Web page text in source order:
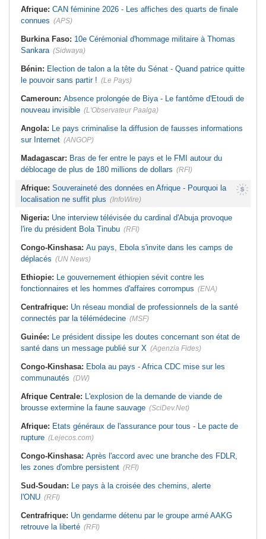
rupture
Sénégal:Élections locales au pays
alimentent les soupçons d'un report
Madagascar: Afrobasket - U18 -
Afrique du Nord:
Télécoms - Le
Groupe Maroc Telecom annonce
2026
Afrique: CAN féminine 2026 - Les affiches des quarts de finale
connues (APS)
Burkina Faso: 10e Cérémonial d'hommage militaire à Thomas
Sankara (Sidwaya)
Bénin: Election de talon a la tête du Sénat - Quand patrice quitte
le pouvoir sans partir ! (Le Pays)
Cameroun: Absence prolongée de Biya - Le fantôme d'Etoudi de
nouveau invisible (L'Observateur Paalga)
Angola: Le pays criminalise la diffusion de fausses informations
sur Internet (ANGOP)
Madagascar: Bras de fer entre le pays et le FMI autour du
déblocage de plus de 180 millions de dollars (RFI)
Afrique: Souveraineté des données en Afrique - Pourquoi la
localisation ne suffit plus (InfoWire)
Nigeria: Une interview télévisée du cardinal d'Abuja provoque
l'ire du président Bola Tinubu (RFI)
Congo-Kinshasa: Au pays, Ebola s'invite dans les camps de
déplacés (UN News)
Ethiopie: Le gouvernement éthiopien sévit contre les
fonctionnaires et les hommes d'affaires corrompus (ENA)
Centrafrique: Un réseau mondial de professionnels de la santé
connectés par la télémédecine (MSF)
Guinée: Le président dissipe les doutes concernant son état de
santé dans un message publié sur X (Agenzia Fides)
Congo-Kinshasa: Ebola au pays - Africa CDC mise sur les
communautés (DW)
Afrique Centrale: L'explosion de la demande de viande de
brousse extermine la faune sauvage (SciDev.Net)
Afrique: Etats généraux de l'assurance pour tous - Le pacte de
rupture (Lejecos.com)
Congo-Kinshasa: Après l'accord avec une branche des FDLR,
les zones d'ombre persistent (RFI)
Sud-Soudan: Le pays à la croisée des chemins, alerte
l'ONU (RFI)
Centrafrique: Un gendarme détenu par le groupe armé AAKG
retrouve la liberté (RFI)